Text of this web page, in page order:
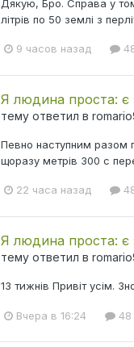
Дякую, Бро. Справа у
літрів по 50 землі з
9 часов назад
Я людина проста: є
тему ответил в
Певно наступним разом
щоразу метрів 300 с
22 часа назад
Я людина проста: є
тему ответил в
13 тижнів Привіт усім.
Вчера в 16:24 48